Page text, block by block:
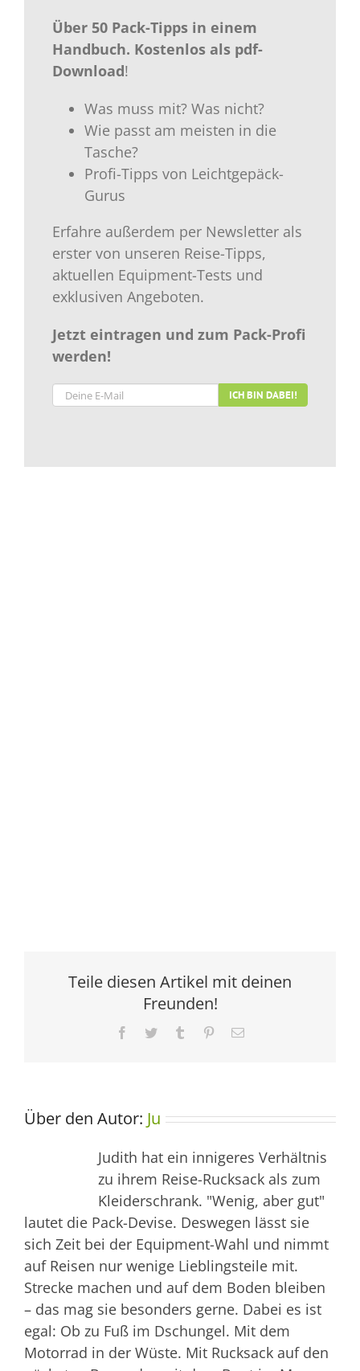
Über 50 Pack-Tipps in einem
Handbuch. Kostenlos als pdf-
Download!
Was muss mit? Was nicht?
Wie passt am meisten in die
Tasche?
Profi-Tipps von Leichtgepäck-
Gurus
Erfahre außerdem per Newsletter als
erster von unseren Reise-Tipps,
aktuellen Equipment-Tests und
exklusiven Angeboten.
Jetzt eintragen und zum Pack-Profi
werden!
Teile diesen Artikel mit deinen
Freunden!
Facebook
Twitter Tumblr Pinterest
E-
Über den Autor: Ju
Judith hat ein innigeres Verhältnis
zu ihrem Reise-Rucksack als zum
Kleiderschrank. "Wenig, aber gut"
lautet die Pack-Devise. Deswegen lässt sie
sich Zeit bei der Equipment-Wahl und nimmt
auf Reisen nur wenige Lieblingsteile mit.
Strecke machen und auf dem Boden bleiben
– das mag sie besonders gerne. Dabei es ist
egal: Ob zu Fuß im Dschungel. Mit dem
Motorrad in der Wüste. Mit Rucksack auf den